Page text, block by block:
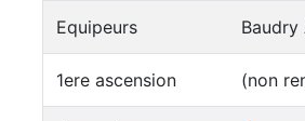
Equipeurs Baudry
1ere ascension (non